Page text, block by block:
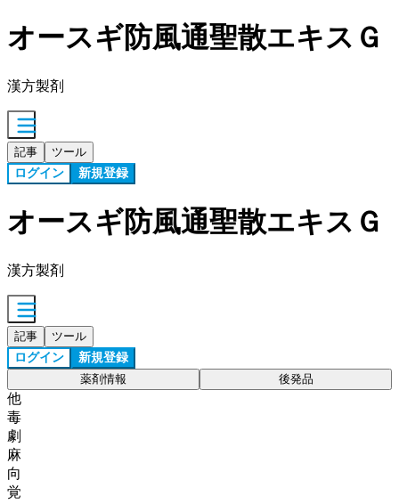
オースギ防風通聖散エキスＧ
漢方製剤
記事 ツール
ログイン 新規登録
オースギ防風通聖散エキスＧ
漢方製剤
記事 ツール
ログイン 新規登録
薬剤情報 後発品
他
毒
劇
麻
向
覚